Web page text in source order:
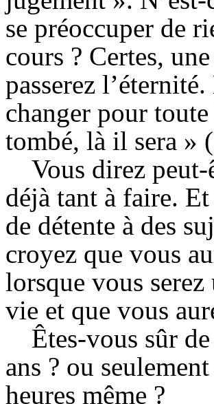
se préoccuper de
cours ? Certes,
passerez
changer pour
tombé, là il sera »
Vous direz
déjà tant à faire.
de détente à des
croyez que vous
lorsque vous
vie et que vous
Êtes-vous sûr
ans ? ou
heures même ?